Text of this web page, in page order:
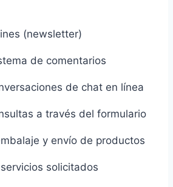
(newsletter)
de comentarios
de chat en línea
a través del formulario
y envío de productos
solicitados